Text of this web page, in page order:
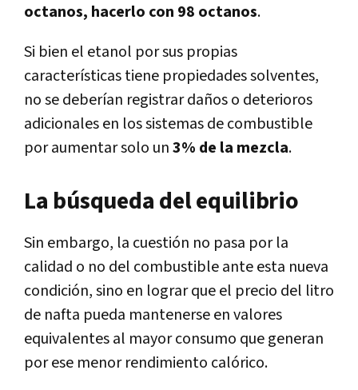
octanos, hacerlo con 98 octanos.
Si bien el etanol por sus propias
características tiene propiedades solventes,
no se deberían registrar daños o deterioros
adicionales en los sistemas de combustible
por aumentar solo un3% de la mezcla.
La búsqueda del equilibrio
Sin embargo, la cuestión no pasa por la
calidad o no del combustible ante esta nueva
condición, sino en lograr que el precio del litro
de nafta pueda mantenerse en valores
equivalentes al mayor consumo que generan
por ese menor rendimiento calórico.